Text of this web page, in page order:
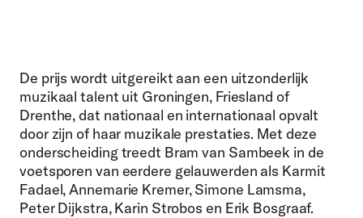
De prijs wordt uitgereikt aan een uitzonderlijk
muzikaal talent uit Groningen, Friesland of
Drenthe, dat nationaal en internationaal opvalt
door zijn of haar muzikale prestaties. Met deze
onderscheiding treedt Bram van Sambeek in de
voetsporen van eerdere gelauwerden als Karmit
Fadael, Annemarie Kremer, Simone Lamsma,
Peter Dijkstra, Karin Strobos en Erik Bosgraaf.